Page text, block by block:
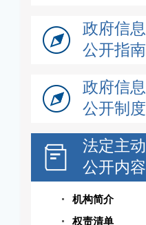
政府信息
公开指南
政府信息
公开制度
法定主动
公开内容
机构简介
权责清单